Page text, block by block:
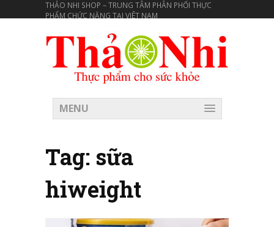
THẢO NHI SHOP – TRUNG TÂM PHÂN PHỐI THỰC
PHẨM CHỨC NĂNG TẠI VIÊT NAM
MENU
Tag: sữa
hiweight